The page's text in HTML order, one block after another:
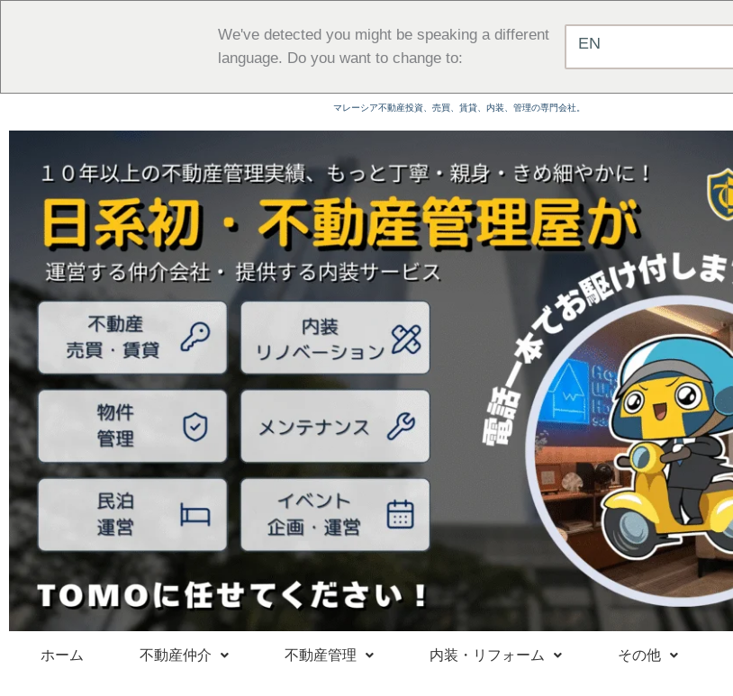
We've detected you might be speaking a different
language. Do you want to change to:
EN
ッ
マレーシア不動産投資、売買、賃貸、内装、管理の専門会社。
ホーム 不動産仲介 不動産管理 内装・リフォーム その他